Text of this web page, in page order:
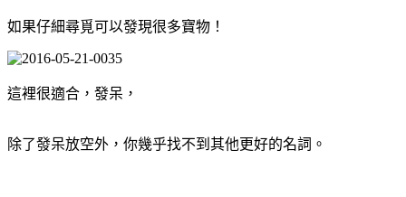
如果仔細尋覓可以發現很多寶物！
這裡很適合，發呆，
除了發呆放空外，你幾乎找不到其他更好的名詞。